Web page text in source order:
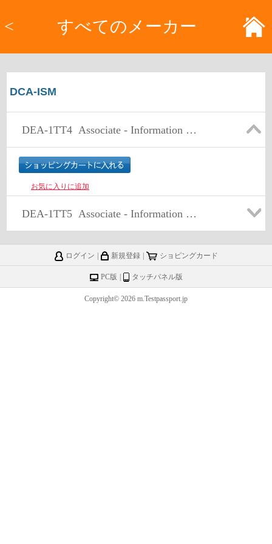
< すべてのメーカー
DCA-ISM
DEA-1TT4 Associate - Information Storage and Management Version 4.0 Exam
お気に入りに追加
DEA-1TT5 Associate - Information Storage and Management Exam
ログイン 新規登録 ショピングカード
PC版 タッチパネル版
Copyright© 2026 m.Testpassport.jp